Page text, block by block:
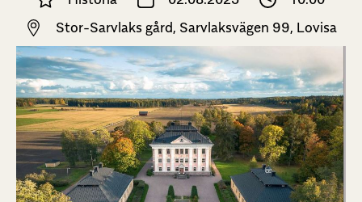
Stor-Sarvlaks gård, Sarvlaksvägen 99, Lovisa